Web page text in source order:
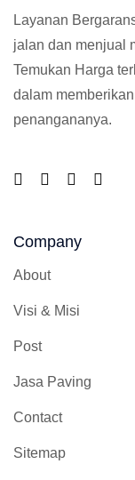
Layanan
jalan dan menjual
Temukan Harga
dalam
penangananya.
Company
About
Visi & Misi
Post
Jasa Paving
Contact
Sitemap